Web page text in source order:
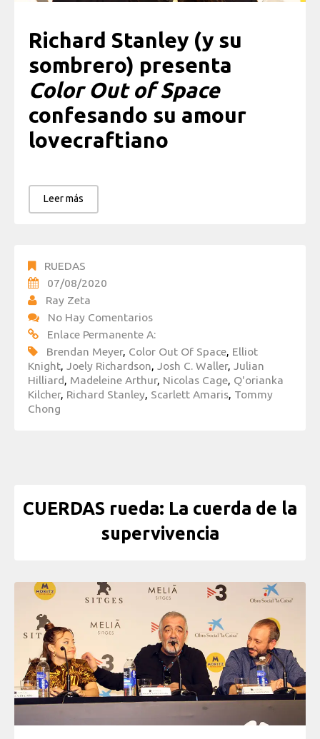
Richard Stanley (y su
sombrero) presenta
Color Out of Space
confesando su amour
lovecraftiano
Leer más
RUEDAS
07/08/2020
Ray Zeta
No Hay Comentarios
Enlace Permanente A:
Brendan Meyer, Color Out Of Space, Elliot
Knight, Joely Richardson, Josh C. Waller, Julian
Hilliard, Madeleine Arthur, Nicolas Cage, Q'orianka
Kilcher, Richard Stanley, Scarlett Amaris, Tommy
Chong
CUERDAS rueda: La cuerda de la
supervivencia